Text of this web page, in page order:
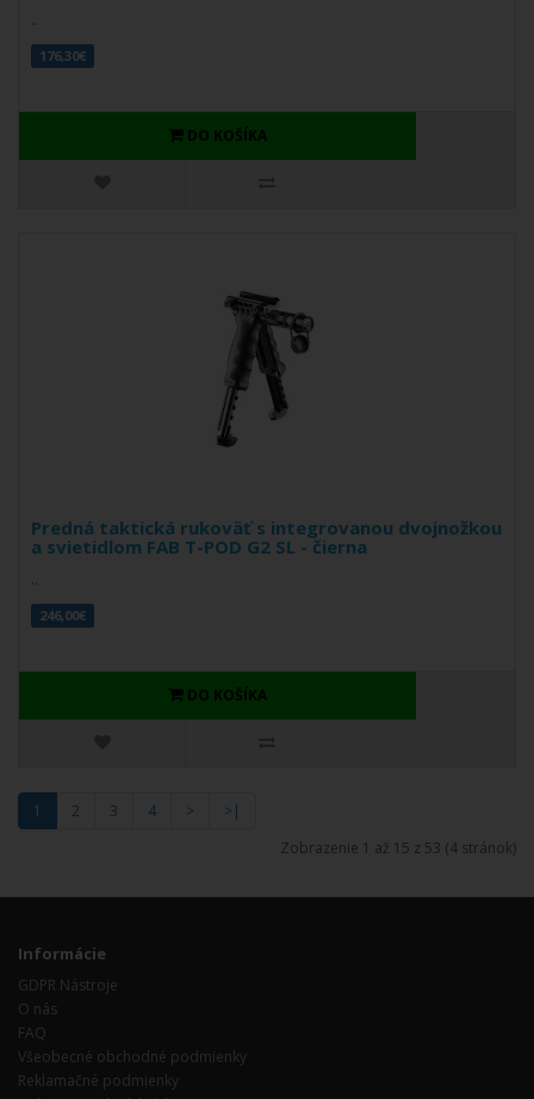
..
176,30€
DO KOŠÍKA
Predná taktická rukoväť s integrovanou dvojnožkou
a svietidlom FAB T-POD G2 SL - čierna
..
246,00€
DO KOŠÍKA
1 2 3 4 >
>|
Zobrazenie 1 až 15 z 53 (4 stránok)
Informácie
GDPR Nástroje
O nás
FAQ
Všeobecné obchodné podmienky
Reklamačné podmienky